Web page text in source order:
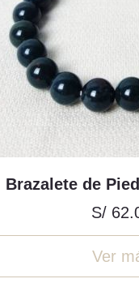
Brazalete de
S/
Ver